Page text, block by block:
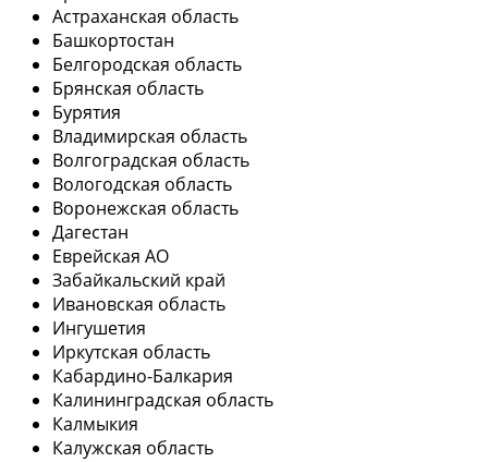
Астраханская область
Башкортостан
Белгородская область
Брянская область
Бурятия
Владимирская область
Волгоградская область
Вологодская область
Воронежская область
Дагестан
Еврейская АО
Забайкальский край
Ивановская область
Ингушетия
Иркутская область
Кабардино-Балкария
Калининградская область
Калмыкия
Калужская область